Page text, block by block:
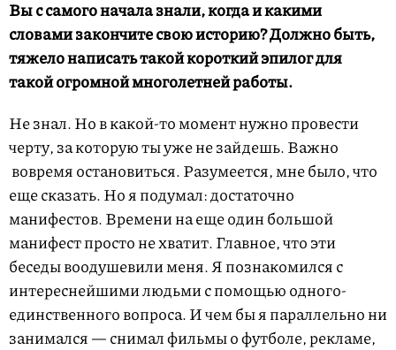
Вы с самого начала знали, когда и какими
словами закончите свою историю? Должно быть,
тяжело написать такой короткий эпилог для
такой огромной многолетней работы.
Не знал. Но в какой-то момент нужно провести
черту, за которую ты уже не зайдешь. Важно
вовремя остановиться. Разумеется, мне было, что
еще сказать. Но я подумал: достаточно
манифестов. Времени на еще один большой
манифест просто не хватит. Главное, что эти
беседы воодушевили меня. Я познакомился с
интереснейшими людьми с помощью одного-
единственного вопроса. И чем бы я параллельно ни
занимался — снимал фильмы о футболе, рекламе,